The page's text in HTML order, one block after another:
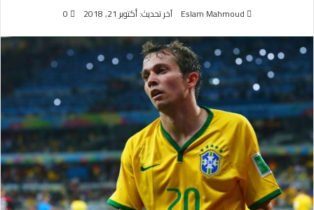
Eslam Mahmoud آخر تحديث: أكتوبر 21, 2018 0